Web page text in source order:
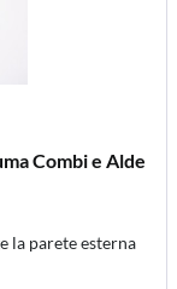
Combi e Alde
la parete esterna